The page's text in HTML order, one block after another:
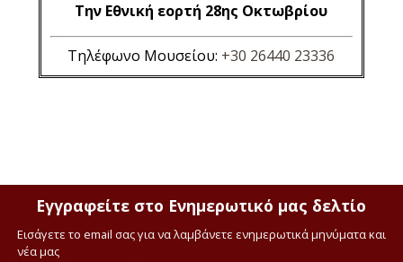
Την Εθνική εορτή 28ης Οκτωβρίου
Τηλέφωνο Μουσείου: +30 26440 23336
Εγγραφείτε στο Ενημερωτικό μας δελτίο
Εισάγετε το email σας για να λαμβάνετε ενημερωτικά μηνύματα και
νέα μας